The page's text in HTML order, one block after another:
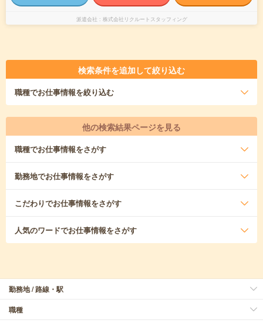
派遣会社 株式会社リクルートスタッフィング
検索条件を追加して絞り込む
職種でお仕事情報を絞り込む
他の検索結果ページを見る
職種でお仕事情報をさがす
勤務地でお仕事情報をさがす
こだわりでお仕事情報をさがす
人気のワードでお仕事情報をさがす
勤務地 / 路線・駅
職種